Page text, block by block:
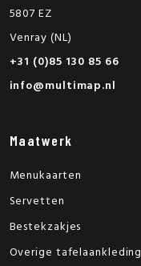
5807 EZ
Venray (NL)
+31 (0)85 130 85 66
info@multimap.nl
Maatwerk
Menukaarten
Servetten
Bestekzakjes
Overige tafelaankleding